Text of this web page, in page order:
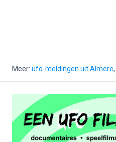
Meer: ufo-meldingen uit Almere,